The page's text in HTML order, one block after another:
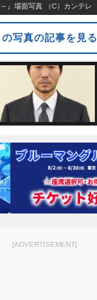
』場面写真 （C）カンテレ
の写真の記事を見る
[ADVERTISEMENT]